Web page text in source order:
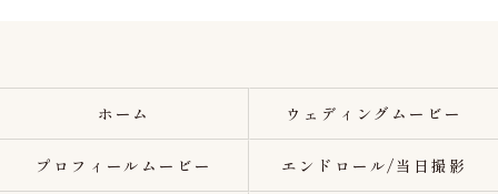
ホーム ウェディングムービー
プロフィールムービー エンドロール/当日撮影